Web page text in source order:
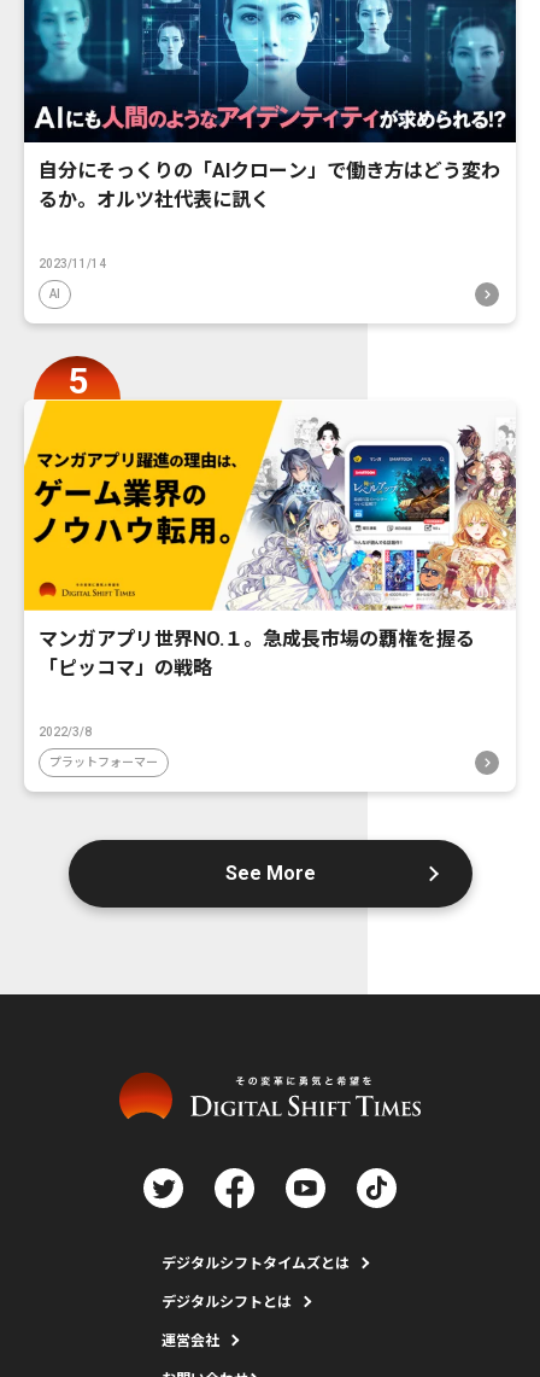
自分にそっくりの「AIクローン」で働き方はどう変わ
るか。オルツ社代表に訊く
2023/11/14
AI
マンガアプリ世界NO.１。急成長市場の覇権を握る
「ピッコマ」の戦略
2022/3/8
プラットフォーマー
See More
デジタルシフトタイムズとは
デジタルシフトとは
運営会社